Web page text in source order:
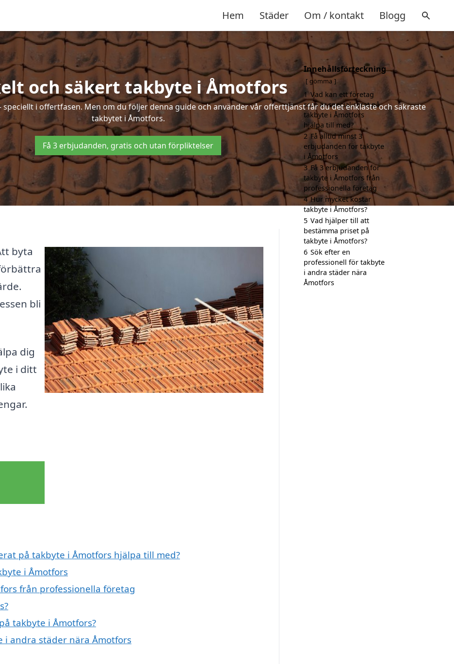
Hem Städer Om / kontakt Blogg
och säkert takbyte i Åmotfors
speciellt i offertfasen. Men om du följer denna guide och använder vår offerttjänst får du det enklaste och säkraste
takbytet i Åmotfors.
Få 3 erbjudanden, gratis och utan förpliktelser
byta
bli
dig
i ditt
på takbyte i Åmotfors hjälpa till med?
i Åmotfors
från professionella företag
takbyte i Åmotfors?
i andra städer nära Åmotfors
Innehållsförteckning
gömma
1 Vad kan ett företag
som är specialiserat på
takbyte i Åmotfors
hjälpa till med?
2 Få alltid minst 3
erbjudanden för takbyte
i Åmotfors
3 Få 3 erbjudanden för
takbyte i Åmotfors från
professionella företag
4 Hur mycket kostar
takbyte i Åmotfors?
5 Vad hjälper till att
bestämma priset på
takbyte i Åmotfors?
6 Sök efter en
professionell för takbyte
i andra städer nära
Åmotfors